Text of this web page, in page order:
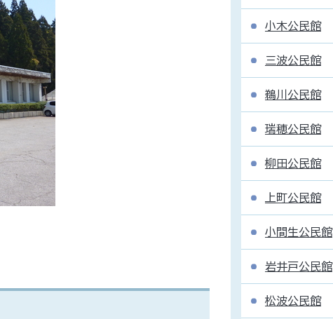
小木公民館
三波公民館
鵜川公民館
瑞穂公民館
柳田公民館
上町公民館
小間生公民館
岩井戸公民館
松波公民館